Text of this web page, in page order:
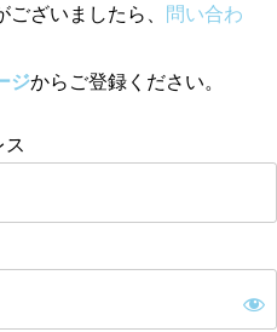
ざいましたら、
問い合わ
ジからご登録ください。
ス